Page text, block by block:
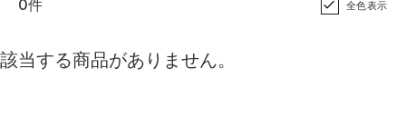
0件 全色表示
該当する商品がありません。